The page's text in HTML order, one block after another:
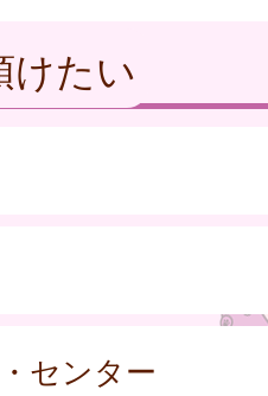
けたい
センター